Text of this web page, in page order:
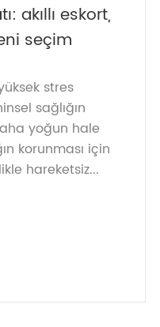
akıllı eskort,
seçim
stres
sağlığın
yoğun hale
korunması için
hareketsiz...